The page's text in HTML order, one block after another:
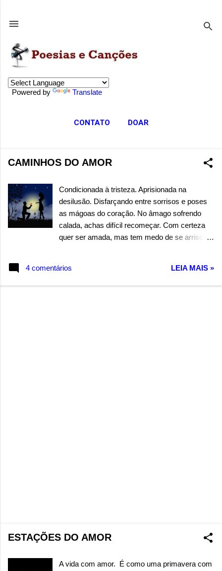
Powered by Translate
CONTATO DOAR
CAMINHOS DO AMOR
Condicionada à tristeza. Aprisionada na
desilusão. Disfarçando entre sorrisos e poses
as mágoas do coração. No âmago sofrendo
calada, achas difícil recomeçar. Com certeza
quer ser amada, mas tem medo de se arriscar.
nasce, com isso escrito no peito. Dê uma
chance a quem lhe demonstre, carinho e
4 comentários LEIA MAIS »
ESTAÇÕES DO AMOR
A vida com amor. É como uma primavera com